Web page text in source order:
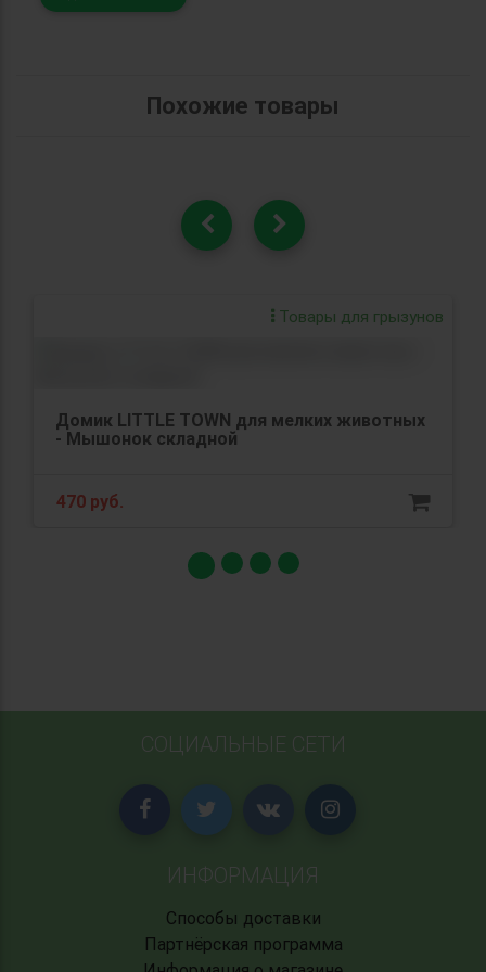
Похожие товары
Товары для грызунов
Домик LITTLE TOWN для мелких животных
- Мышонок складной
470 руб.
СОЦИАЛЬНЫЕ СЕТИ
ИНФОРМАЦИЯ
Способы доставки
Партнёрская программа